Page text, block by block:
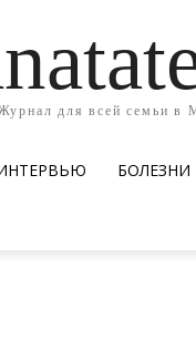
для всей семьи в
БОЛЕЗНИ